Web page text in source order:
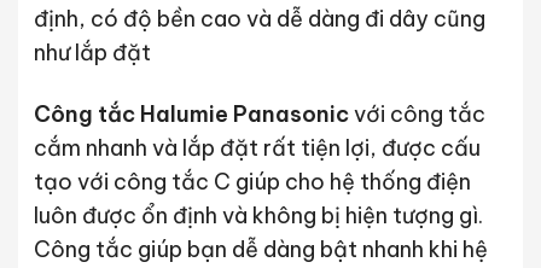
định, có độ bền cao và dễ dàng đi dây cũng
như lắp đặt
Công tắc Halumie Panasonicvới công tắc
cắm nhanh và lắp đặt rất tiện lợi, được cấu
tạo với công tắc C giúp cho hệ thống điện
luôn được ổn định và không bị hiện tượng gì.
Công tắc giúp bạn dễ dàng bật nhanh khi hệ